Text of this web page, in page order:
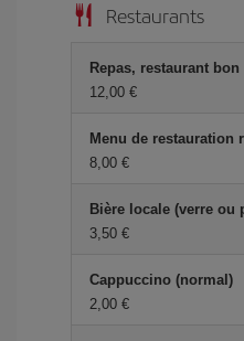
Restaurants
Repas, restaurant
12,00 €
Menu de restauration
8,00 €
Bière locale (verre ou
3,50 €
Cappuccino (normal)
2,00 €